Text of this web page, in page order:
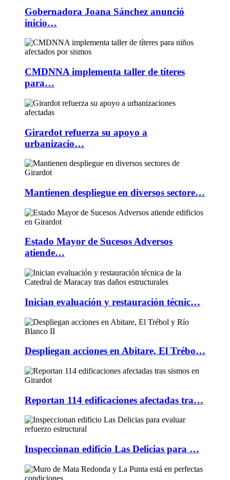
Gobernadora Joana Sánchez anunció
inicio…
CMDNNA implementa taller de títeres
para…
Girardot refuerza su apoyo a
urbanizacio…
Mantienen despliegue en diversos sectore…
Estado Mayor de Sucesos Adversos
atiende…
Inician evaluación y restauración técnic…
Despliegan acciones en Abitare, El Trébo…
Reportan 114 edificaciones afectadas tra…
Inspeccionan edificio Las Delicias para …